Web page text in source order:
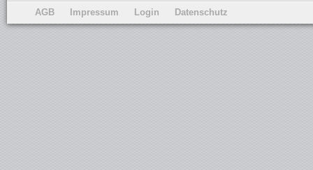
AGB Impressum Login Datenschutz